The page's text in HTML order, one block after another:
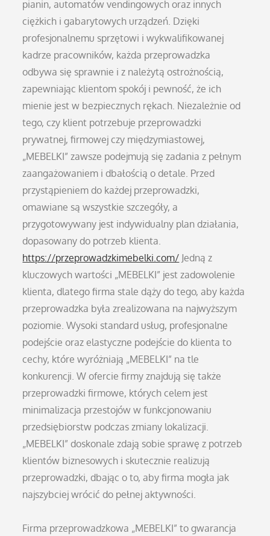
pianin, automatów vendingowych oraz innych
ciężkich i gabarytowych urządzeń. Dzięki
profesjonalnemu sprzętowi i wykwalifikowanej
kadrze pracowników, każda przeprowadzka
odbywa się sprawnie i z należytą ostrożnością,
zapewniając klientom spokój i pewność, że ich
mienie jest w bezpiecznych rękach. Niezależnie od
tego, czy klient potrzebuje przeprowadzki
prywatnej, firmowej czy międzymiastowej,
„MEBELKI” zawsze podejmują się zadania z pełnym
zaangażowaniem i dbałością o detale. Przed
przystąpieniem do każdej przeprowadzki,
omawiane są wszystkie szczegóły, a
przygotowywany jest indywidualny plan działania,
dopasowany do potrzeb klienta.
https://przeprowadzkimebelki.com/ Jedną z
kluczowych wartości „MEBELKI” jest zadowolenie
klienta, dlatego firma stale dąży do tego, aby każda
przeprowadzka była zrealizowana na najwyższym
poziomie. Wysoki standard usług, profesjonalne
podejście oraz elastyczne podejście do klienta to
cechy, które wyróżniają „MEBELKI” na tle
konkurencji. W ofercie firmy znajdują się także
przeprowadzki firmowe, których celem jest
minimalizacja przestojów w funkcjonowaniu
przedsiębiorstw podczas zmiany lokalizacji.
„MEBELKI” doskonale zdają sobie sprawę z potrzeb
klientów biznesowych i skutecznie realizują
przeprowadzki, dbając o to, aby firma mogła jak
najszybciej wrócić do pełnej aktywności.
Firma przeprowadzkowa „MEBELKI” to gwarancja